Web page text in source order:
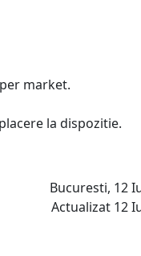
market.
la dispozitie.
Bucuresti, 12
Actualizat 12